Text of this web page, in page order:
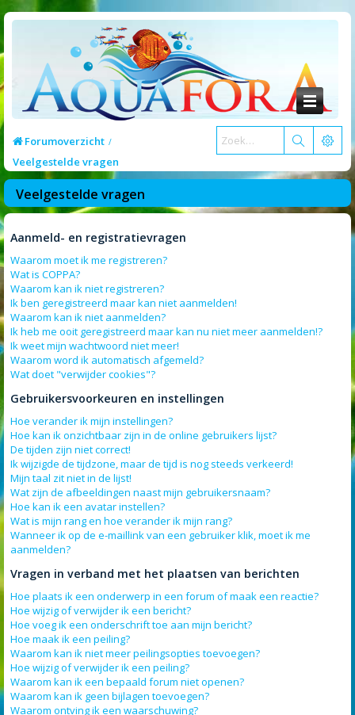
Forumoverzicht
Veelgestelde vragen
Veelgestelde vragen
Aanmeld- en registratievragen
Waarom moet ik me registreren?
Wat is COPPA?
Waarom kan ik niet registreren?
Ik ben geregistreerd maar kan niet aanmelden!
Waarom kan ik niet aanmelden?
Ik heb me ooit geregistreerd maar kan nu niet meer aanmelden!?
Ik weet mijn wachtwoord niet meer!
Waarom word ik automatisch afgemeld?
Wat doet "verwijder cookies"?
Gebruikersvoorkeuren en instellingen
Hoe verander ik mijn instellingen?
Hoe kan ik onzichtbaar zijn in de online gebruikers lijst?
De tijden zijn niet correct!
Ik wijzigde de tijdzone, maar de tijd is nog steeds verkeerd!
Mijn taal zit niet in de lijst!
Wat zijn de afbeeldingen naast mijn gebruikersnaam?
Hoe kan ik een avatar instellen?
Wat is mijn rang en hoe verander ik mijn rang?
Wanneer ik op de e-maillink van een gebruiker klik, moet ik me
aanmelden?
Vragen in verband met het plaatsen van berichten
Hoe plaats ik een onderwerp in een forum of maak een reactie?
Hoe wijzig of verwijder ik een bericht?
Hoe voeg ik een onderschrift toe aan mijn bericht?
Hoe maak ik een peiling?
Waarom kan ik niet meer peilingsopties toevoegen?
Hoe wijzig of verwijder ik een peiling?
Waarom kan ik een bepaald forum niet openen?
Waarom kan ik geen bijlagen toevoegen?
Waarom ontving ik een waarschuwing?